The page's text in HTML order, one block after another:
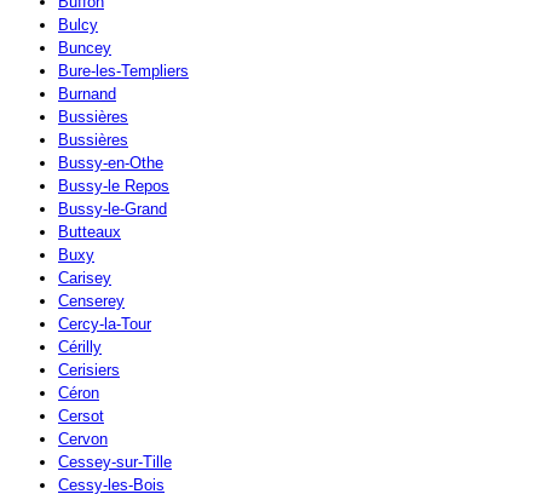
Bulcy
Buncey
Bure-les-Templiers
Burnand
Bussières
Bussières
Bussy-en-Othe
Bussy-le Repos
Bussy-le-Grand
Butteaux
Buxy
Carisey
Censerey
Cercy-la-Tour
Cérilly
Cerisiers
Céron
Cersot
Cervon
Cessey-sur-Tille
Cessy-les-Bois